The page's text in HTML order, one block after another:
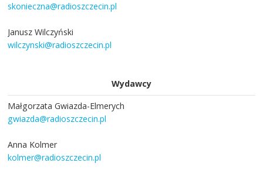
skonieczna@radioszczecin.pl
Janusz Wilczyński
wilczynski@radioszczecin.pl
Wydawcy
Małgorzata Gwiazda-Elmerych
gwiazda@radioszczecin.pl
Anna Kolmer
kolmer@radioszczecin.pl